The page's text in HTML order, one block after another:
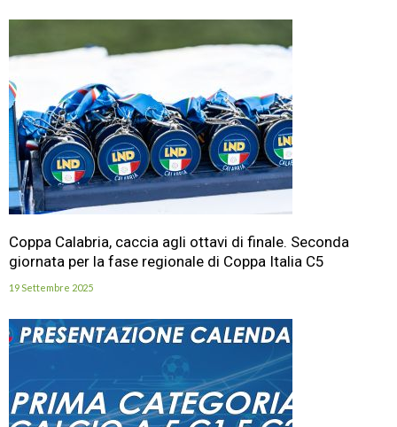
Coppa Calabria, caccia agli ottavi di finale. Seconda
giornata per la fase regionale di Coppa Italia C5
19 Settembre 2025